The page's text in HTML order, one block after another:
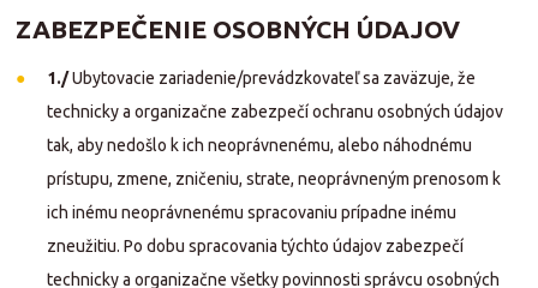
ZABEZPEČENIE OSOBNÝCH ÚDAJOV
1./Ubytovacie zariadenie/prevádzkovateľ sa zaväzuje, že
technicky a organizačne zabezpečí ochranu osobných údajov
tak, aby nedošlo k ich neoprávnenému, alebo náhodnému
prístupu, zmene, zničeniu, strate, neoprávneným prenosom k
ich inému neoprávnenému spracovaniu prípadne inému
zneužitiu. Po dobu spracovania týchto údajov zabezpečí
technicky a organizačne všetky povinnosti správcu osobných